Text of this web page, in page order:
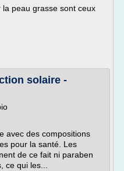
peau grasse sont ceux
solaire -
avec des compositions
pour la santé. Les
de ce fait ni paraben
ce qui les...